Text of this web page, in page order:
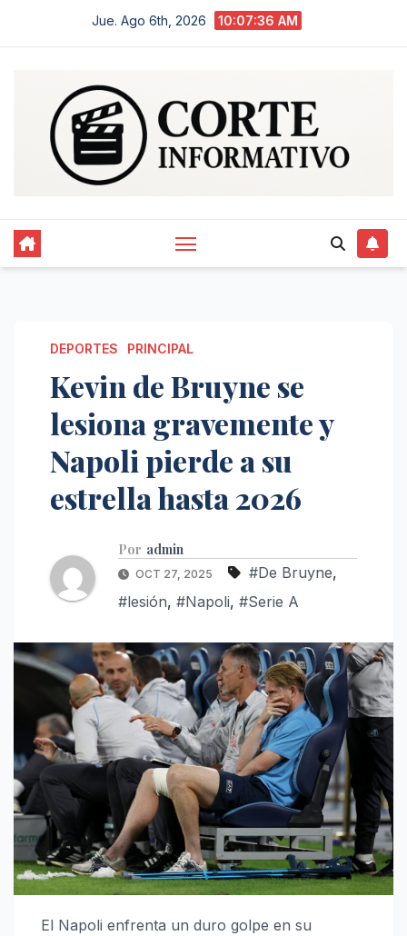
Jue. Ago 6th, 2026 10:07:36 AM
DEPORTES PRINCIPAL
Kevin de Bruyne se
lesiona gravemente y
Napoli pierde a su
estrella hasta 2026
Por admin
OCT 27, 2025 #De Bruyne,
#lesión, #Napoli, #Serie A
El Napoli enfrenta un duro golpe en su